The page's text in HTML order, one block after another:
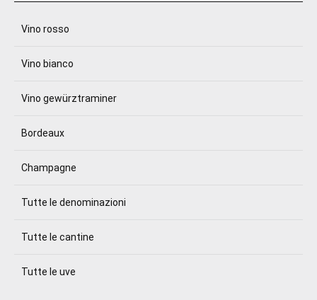
Vino rosso
Vino bianco
Vino gewürztraminer
Bordeaux
Champagne
Tutte le denominazioni
Tutte le cantine
Tutte le uve